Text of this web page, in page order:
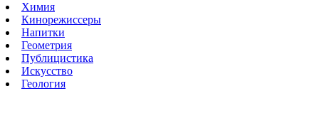
Химия
Кинорежиссеры
Напитки
Геометрия
Публицистика
Искусство
Геология